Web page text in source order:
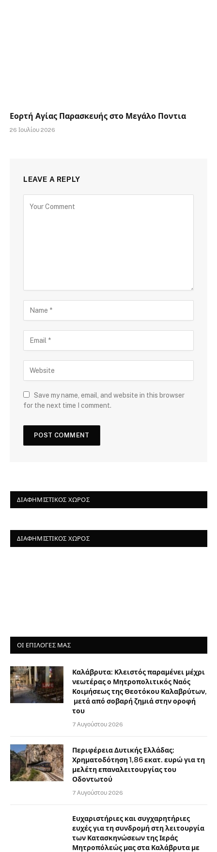
Εορτή Αγίας Παρασκευής στο Μεγάλο Ποντια
26 Ιουλίου 2026
LEAVE A REPLY
Save my name, email, and website in this browser
for the next time I comment.
ΔΙΑΦΗΜΙΣΤΙΚΌΣ ΧΏΡΟΣ
ΔΙΑΦΗΜΙΣΤΙΚΌΣ ΧΏΡΟΣ
ΟΙ ΕΠΙΛΟΓΈΣ ΜΑΣ
Καλάβρυτα: Κλειστός παραμένει μέχρι
νεωτέρας ο Μητροπολιτικός Ναός
Κοιμήσεως της Θεοτόκου Καλαβρύτων,
μετά από σοβαρή ζημιά στην οροφή
του
7 Αυγούστου 2026
Περιφέρεια Δυτικής Ελλάδας:
Χρηματοδότηση 1,86 εκατ. ευρώ για τη
μελέτη επαναλειτουργίας του
Οδοντωτού
7 Αυγούστου 2026
Ευχαριστήριες και συγχαρητήριες
ευχές για τη συνδρομή στη λειτουργία
των Κατασκηνώσεων της Ιεράς
Μητροπόλεώς μας στα Καλάβρυτα με